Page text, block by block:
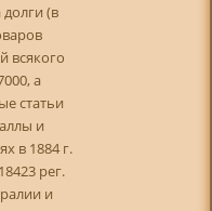
(в
всякого
а
статьи
и
в 1884 г.
peг.
и